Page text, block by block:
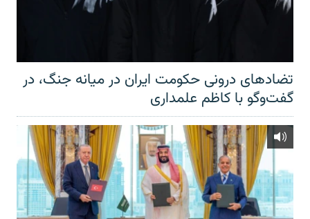
تضادهای درونی حکومت ایران در میانه جنگ، در
گفت‌‌وگو با کاظم علمداری